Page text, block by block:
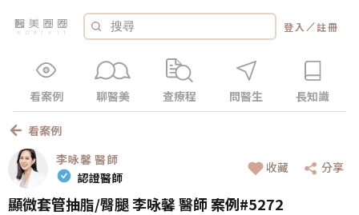
登入 ／註冊
看案例 聊醫美 查療程 問醫生 長知識
看案例
李咏馨 醫師
認證醫師
收藏 分享
顯微套管抽脂/臀腿 李咏馨 醫師 案例#5272